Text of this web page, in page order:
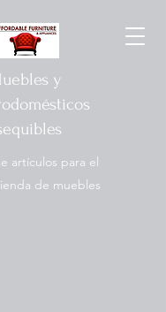
y
artículos para el
de muebles